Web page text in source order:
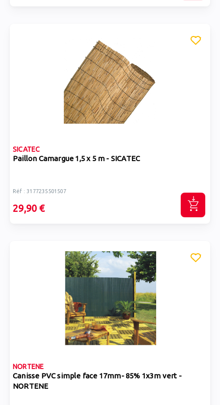
SICATEC
Paillon Camargue 1,5 x 5 m - SICATEC
Réf : 3177235501507
29,90 €
NORTENE
Canisse PVC simple face 17mm- 85% 1x3m vert -
NORTENE